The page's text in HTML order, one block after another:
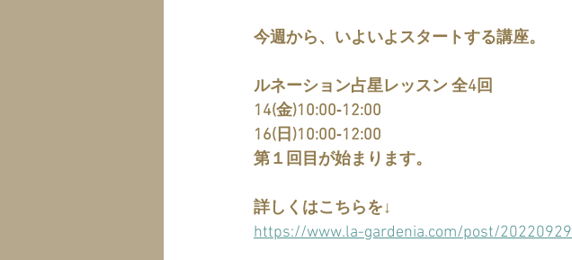
今週から、いよいよスタートする講座。
ルネーション占星レッスン 全4回
14(金)10:00‐12:00
16(日)10:00‐12:00
第１回目が始まります。
詳しくはこちらを↓
https://www.la-gardenia.com/post/20220929